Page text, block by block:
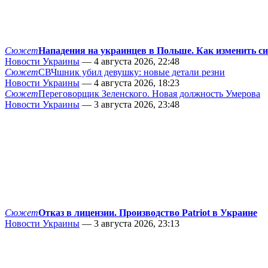
СюжетНападения на украинцев в Польше. Как изменить
Новости Украины — 4 августа 2026, 22:48
СюжетСВЧшник убил девушку: новые детали резни
Новости Украины — 4 августа 2026, 18:23
СюжетПереговорщик Зеленского. Новая должность Умерова
Новости Украины — 3 августа 2026, 23:48
СюжетОтказ в лицензии. Производство Patriot в Украине
Новости Украины — 3 августа 2026, 23:13